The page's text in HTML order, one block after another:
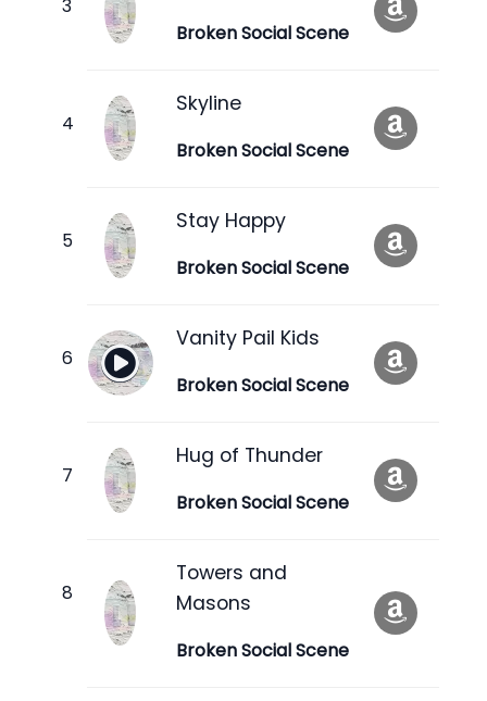
Broken Social Scene
Skyline
Broken Social Scene
Stay Happy
Broken Social Scene
Vanity Pail Kids
Broken Social Scene
Hug of Thunder
Broken Social Scene
Towers and
Masons
Broken Social Scene